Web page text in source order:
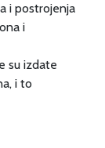
i postrojenja
i
su izdate
i to